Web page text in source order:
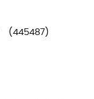
445487